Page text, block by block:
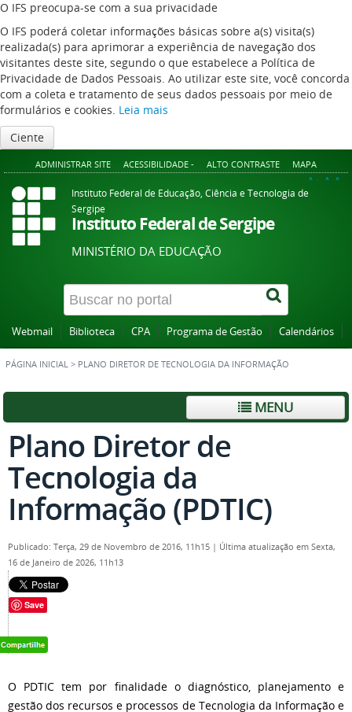
O IFS preocupa-se com a sua privacidade
O IFS poderá coletar informações básicas sobre a(s) visita(s)
realizada(s) para aprimorar a experiência de navegação dos
visitantes deste site, segundo o que estabelece a Política de
Privacidade de Dados Pessoais. Ao utilizar este site, você concorda
com a coleta e tratamento de seus dados pessoais por meio de
formulários e cookies. Leia mais
Ciente
ADMINISTRAR SITE ACESSIBILIDADE - ALTO CONTRASTE MAPA
A+ A A-
Instituto Federal de Educação, Ciência e Tecnologia de
Sergipe
Instituto Federal de Sergipe
MINISTÉRIO DA EDUCAÇÃO
Webmail Biblioteca CPA Programa de Gestão Calendários
PÁGINA INICIAL > PLANO DIRETOR DE TECNOLOGIA DA INFORMAÇÃO
MENU
Plano Diretor de
Tecnologia da
Informação (PDTIC)
Publicado: Terça, 29 de Novembro de 2016, 11h15 | Última atualização em Sexta,
16 de Janeiro de 2026, 11h13
Save
O PDTIC tem por finalidade o diagnóstico, planejamento e
gestão dos recursos e processos de Tecnologia da Informação e